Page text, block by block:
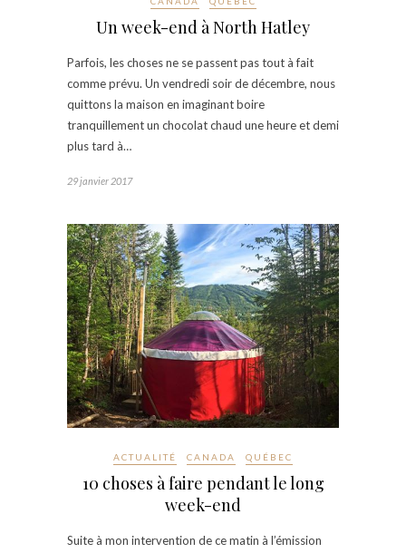
Un week-end à North Hatley
Parfois, les choses ne se passent pas tout à fait
comme prévu. Un vendredi soir de décembre, nous
quittons la maison en imaginant boire
tranquillement un chocolat chaud une heure et demi
plus tard à…
29 janvier 2017
ACTUALITÉ CANADA QUÉBEC
10 choses à faire pendant le long
week-end
Suite à mon intervention de ce matin à l’émission